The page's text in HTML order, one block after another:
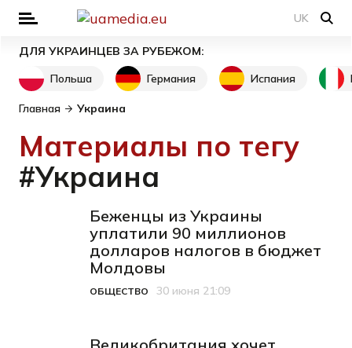
UK
ДЛЯ УКРАИНЦЕВ ЗА РУБЕЖОМ:
Польша
Германия Испания
Главная Украина
Материалы по тегу
#Украина
Беженцы из Украины
уплатили 90 миллионов
долларов налогов в бюджет
Молдовы
Категория
ОБЩЕСТВО
Дата публикации
30 июня 21:09